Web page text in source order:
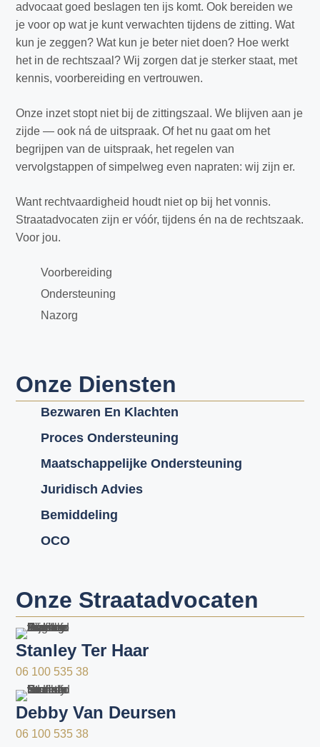
advocaat goed beslagen ten ijs komt. Ook bereiden we
je voor op wat je kunt verwachten tijdens de zitting. Wat
kun je zeggen? Wat kun je beter niet doen? Hoe werkt
het in de rechtszaal? Wij zorgen dat je sterker staat, met
kennis, voorbereiding en vertrouwen.
Onze inzet stopt niet bij de zittingszaal. We blijven aan je
zijde — ook ná de uitspraak. Of het nu gaat om het
begrijpen van de uitspraak, het regelen van
vervolgstappen of simpelweg even napraten: wij zijn er.
Want rechtvaardigheid houdt niet op bij het vonnis.
Straatadvocaten zijn er vóór, tijdens én na de rechtszaak.
Voor jou.
Voorbereiding
Ondersteuning
Nazorg
Onze Diensten
Bezwaren En Klachten
Proces Ondersteuning
Maatschappelijke Ondersteuning
Juridisch Advies
Bemiddeling
OCO
Onze Straatadvocaten
Stanley Ter Haar
06 100 535 38
Debby Van Deursen
06 100 535 38